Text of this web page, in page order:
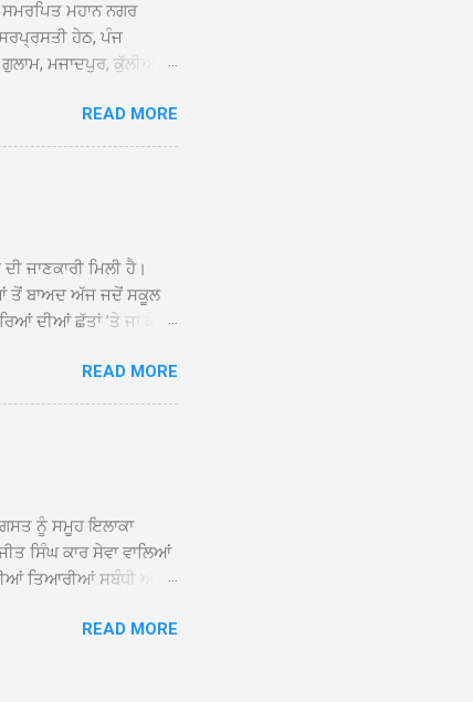
ਮਹਾਨ ਨਗਰ
ਹੇਠ, ਪੰਜ
ਮਜਾਦਪੁਰ, ਕੁੱਲੀਆਂ,
ਪਹੁੰਚਣ ’ਤੇ ਮੁੱਖ ਸੇਵਾਦਾਰ
ਗੁਰਦੁਆਰਾ ਸ੍ਰੀ
ਤੇ ਨਗਰ ਕੀਰਤਨ ਦੇ
ਦੇ ਕੇ ਵਿਸ਼ੇਸ਼ ਤੌਰ ’ਤੇ
READ MORE
ਜਾਣਕਾਰੀ ਮਿਲੀ ਹੈ।
ਤੋਂ ਬਾਅਦ ਅੱਜ ਜਦੋਂ ਸਕੂਲ
ਦੀਆਂ ਛੱਤਾਂ ’ਤੇ ਜਾ ਕੇ
20 ਤੋਂ 30 ਜੂਨ ਵਿਚਕਾਰ ਹੋਈ
ਨੇ ਦੱਸਿਆ ਕਿ
ਨੇ ਖੂਬ ਪ੍ਰਸੰਸਾ ਕੀਤੀ
ਤੋਂ ਤਰੁੰਤ ਚੋਰਾਂ ਨੂੰ
READ MORE
ਨੂੰ ਸਮੂਹ ਇਲਾਕਾ
ਸਿੰਘ ਕਾਰ ਸੇਵਾ ਵਾਲਿਆਂ
ਤਿਆਰੀਆਂ ਸਬੰਧੀ ਅੱਜ
ਸਾਂਝੇ ਕੀਤੇ। ਇਸ ਸਬੰਧੀ
READ MORE